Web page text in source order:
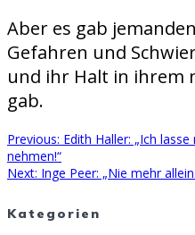
Aber es gab
Gefahren und
und ihr Halt in ihrem
gab.
Previous: Previous
Edith Haller: „Ich
nehmen!“
Next: Next
Inge Peer: „Nie mehr
Kategorien